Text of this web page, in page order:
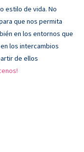
estilo de vida. No
que nos permita
en los entornos que
los intercambios
de ellos